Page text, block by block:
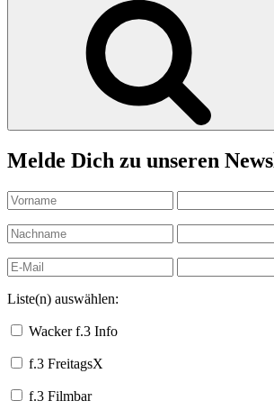
Melde Dich zu unseren
Liste(n) auswählen:
Wacker f.3 Info
f.3 FreitagsX
f.3 Filmbar